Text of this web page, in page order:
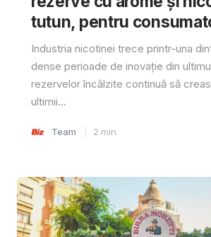
tutun, pentru
Industria nicotinei trece printr-una
dense perioade de inovație din
rezervelor încălzite continuă să
ultimii...
Team 2 min